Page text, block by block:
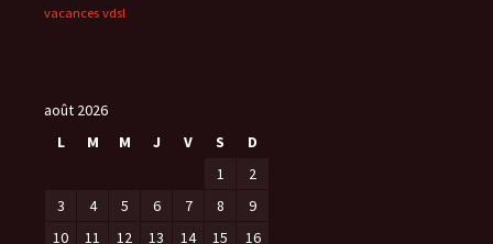
vacances vdsl
août 2026
L
M M J V S
D
1
2
3
4 5 6 7 8
9
10
11 12 13 14 15 16